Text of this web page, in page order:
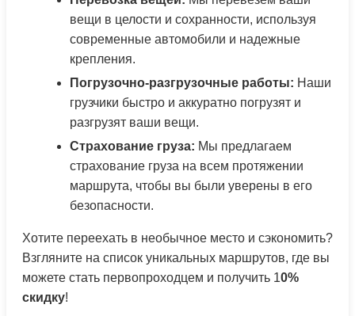
вещи в целости и сохранности, используя
современные автомобили и надежные
крепления.
Погрузочно-разгрузочные работы: Наши
грузчики быстро и аккуратно погрузят и
разгрузят ваши вещи.
Страхование груза: Мы предлагаем
страхование груза на всем протяжении
маршрута, чтобы вы были уверены в его
безопасности.
Хотите переехать в необычное место и сэкономить?
Взгляните на список уникальных маршрутов, где вы
можете стать первопроходцем и получить 10%
скидку!